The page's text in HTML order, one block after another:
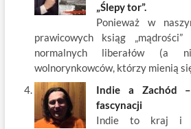
„Ślepy tor”.
Ponieważ w
prawicowych ksiąg
normalnych liberałów (a
wolnorynkowców, którzy mienią
Indie a Zachód
fascynacji
Indie to kraj i